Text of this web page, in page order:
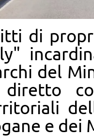
di
"
del
e dei